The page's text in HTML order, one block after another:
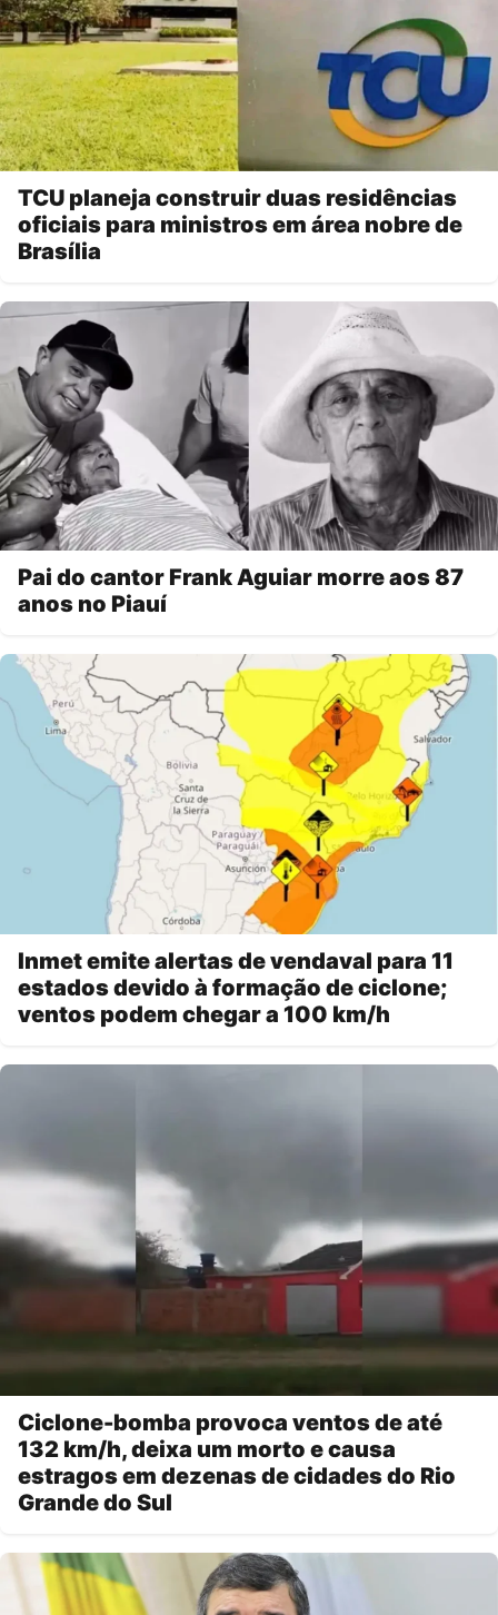
TCU planeja construir duas residências
oficiais para ministros em área nobre de
Brasília
Pai do cantor Frank Aguiar morre aos 87
anos no Piauí
Inmet emite alertas de vendaval para 11
estados devido à formação de ciclone;
ventos podem chegar a 100 km/h
Ciclone-bomba provoca ventos de até
132 km/h, deixa um morto e causa
estragos em dezenas de cidades do Rio
Grande do Sul